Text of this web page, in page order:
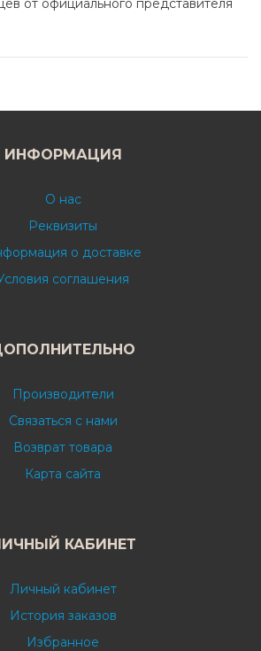
от официального представителя
ИНФОРМАЦИЯ
О нас
Реквизиты
о доставке
соглашения
Производители
Связаться с нами
Возврат товара
Карта сайта
КАБИНЕТ
Личный кабинет
История заказов
Избранное